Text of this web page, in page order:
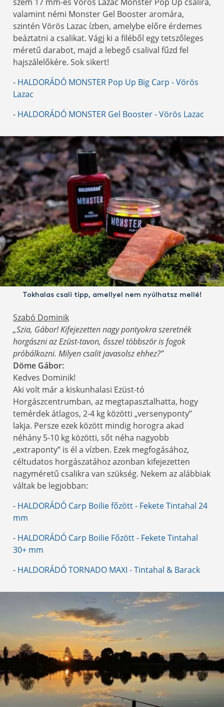
szem 17 mm-es Vörös Lazac Monster Pop Up csalira,
valamint némi Monster Gel Booster aromára,
szintén Vörös Lazac ízben, amelybe előre érdemes
beáztatni a csalikat. Vágj ki a filéből egy tetszőleges
méretű darabot, majd a lebegő csalival fűzd fel
hajszálelőkére. Sok sikert!
- HALDORÁDÓ MONSTER Pop Up Big Carp - Vörös
Lazac
- HALDORÁDÓ MONSTER Gel Booster - Vörös Lazac
Tokhalas csali tipp, amellyel nem nyúlhatsz mellé!
Szabó Dominik
„Szia, Gábor! Kifejezetten nagy pontyokra szeretnék
horgászni az Ezüst-tavon, ősszel többször is fogok
próbálkozni. Milyen csalit javasolsz ehhez?”
Döme Gábor:
Kedves Dominik!
Aki volt már a kiskunhalasi Ezüst-tó
Horgászcentrumban, az megtapasztalhatta, hogy
temérdek átlagos, 2-4 kg közötti „versenyponty”
lakja. Persze ezek között mindig horogra akad
néhány 5-10 kg közötti, sőt néha nagyobb
„extraponty” is él a vízben. Ezek megfogásához,
céltudatos horgászatához azonban kifejezetten
nagyméretű csalikra van szükség. Nekem az alábbiak
váltak be legjobban:
- HALDORÁDÓ Carp Boilie főzött - Fekete Tintahal 24
mm
- HALDORÁDÓ Carp Boilie Főzött - Fekete Tintahal
30+ mm
- HALDORÁDÓ TORNADO MAXI - Tintahal & Barack